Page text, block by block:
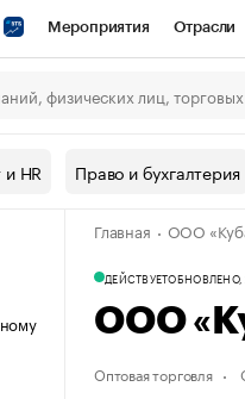
Мероприятия Отрасли
СПб Спецпроекты
Рынок наличной валюты
HR Право и бухгалтерия
Главная ООО
ДЕЙСТВУЕТОБНОВЛЕНО,
ООО
Оптовая торговля